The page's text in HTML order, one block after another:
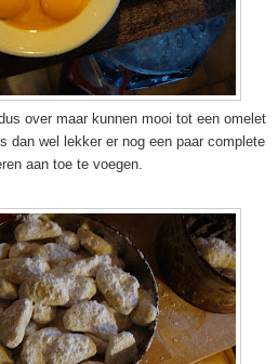
over maar kunnen mooi tot een omelet
dan wel lekker er nog een paar complete
aan toe te voegen.